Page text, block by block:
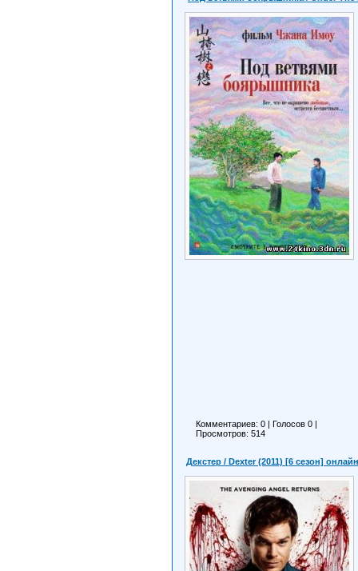
Комментариев: 0 | Голосов 0 |
Просмотров: 514
Декстер / Dexter (2011) [6 сезон] онлайн